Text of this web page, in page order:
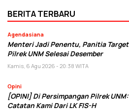
BERITA TERBARU
Agendasiana
Menteri Jadi Penentu, Panitia Target
Pilrek UNM Selesai Desember
Kamis, 6 Agu 2026 - 20:38 WITA
Opini
[OPINI] Di Persimpangan Pilrek UNM:
Catatan Kami Dari LK FIS-H